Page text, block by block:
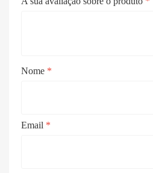
Nome *
Email *